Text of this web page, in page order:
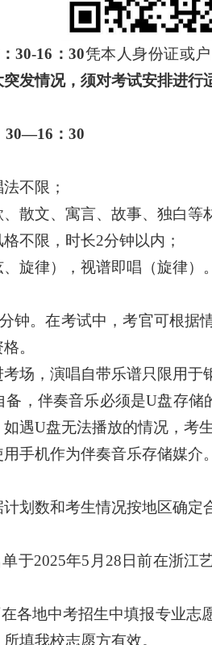
30-16：30凭本人身份证或
突发情况，须对考试安排进行
30—16 ： 30
不限；
、散文、寓言、故事、独白等
格不限，时长2分钟以内 ；
旋律），视谱即唱（旋律）。
钟。在考试中，考官可根据
。
场，演唱自带乐谱只限用于
备，伴奏音乐必须是U盘存储
遇U盘无法播放的情况，考
手机作为伴奏音乐存储媒介
划数和考生情况按地区确定
单于2025年5 月 28 日前在浙江
各地中考招生中填报专业
填我校志愿方有效。